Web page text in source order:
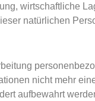
wirtschaftliche
natürlichen
nicht mehr
aufbewahrt